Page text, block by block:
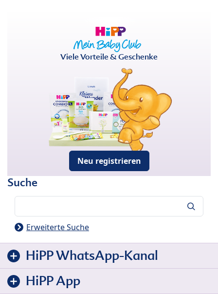
Viele Vorteile & Geschenke
Neu registrieren
Suche
Erweiterte Suche
HiPP WhatsApp-Kanal
HiPP App